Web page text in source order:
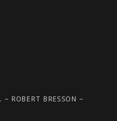
ROBERT BRESSON –